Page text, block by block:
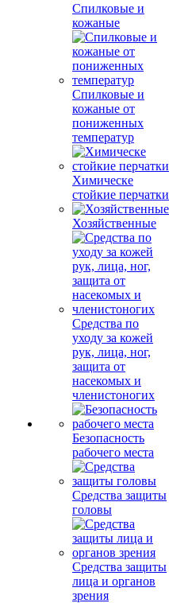
Спилковые и
кожаные
Спилковые и
кожаные от
пониженных
температур
Химическе
стойкие перчатки
Хозяйственные
Средства по
уходу за кожей
рук, лица, ног,
защита от
насекомых и
членистоногих
Безопасность
рабочего места
Средства защиты
головы
Средства защиты
лица и органов
зрения